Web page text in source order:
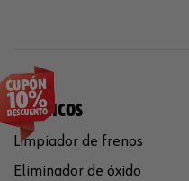
QUÍMICOS
Limpiador de frenos
Eliminador de óxido